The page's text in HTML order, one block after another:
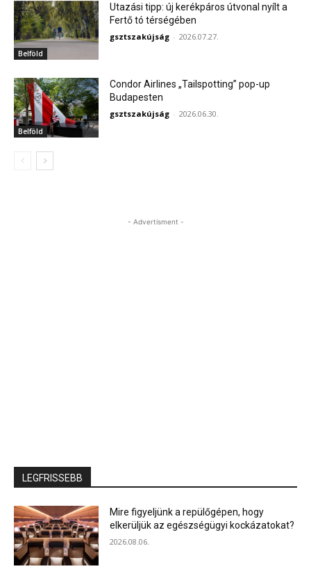
Belföld
Utazási tipp: új kerékpáros útvonal nyílt a
Fertő tó térségében
gsztszakújság - 2026.07.27.
Belföld
Condor Airlines „Tailspotting” pop-up
Budapesten
gsztszakújság - 2026.06.30.
- Advertisment -
LEGFRISSEBB
Mire figyeljünk a repülőgépen, hogy
elkerüljük az egészségügyi kockázatokat?
2026.08.06.